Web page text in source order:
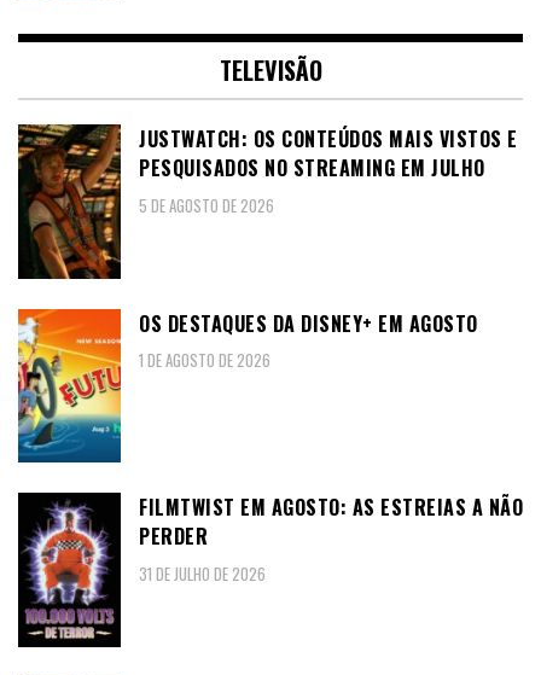
TELEVISÃO
JUSTWATCH: OS CONTEÚDOS MAIS VISTOS E
PESQUISADOS NO STREAMING EM JULHO
5 DE AGOSTO DE 2026
OS DESTAQUES DA DISNEY+ EM AGOSTO
1 DE AGOSTO DE 2026
FILMTWIST EM AGOSTO: AS ESTREIAS A NÃO
PERDER
31 DE JULHO DE 2026